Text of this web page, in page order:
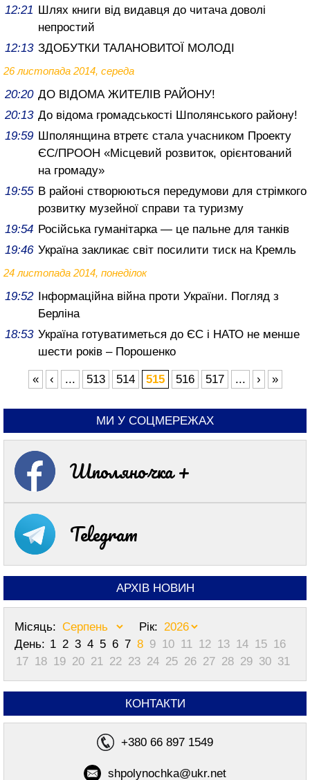
12:21 Шлях книги від видавця до читача доволі
непростий
12:13 ЗДОБУТКИ ТАЛАНОВИТОЇ МОЛОДІ
26 листопада 2014, середа
20:20 ДО ВІДОМА ЖИТЕЛІВ РАЙОНУ!
20:13 До відома громадськості Шполянського району!
19:59 Шполянщина втретє стала учасником Проекту
ЄС/ПРООН «Місцевий розвиток, орієнтований
на громаду»
19:55 В районі створюються передумови для стрімкого
розвитку музейної справи та туризму
19:54 Російська гуманітарка — це пальне для танків
19:46 Україна закликає світ посилити тиск на Кремль
24 листопада 2014, понеділок
19:52 Інформаційна війна проти України. Погляд з
Берліна
18:53 Україна готуватиметься до ЄС і НАТО не менше
шести років – Порошенко
« ‹ ... 513 514 515 516 517 ... › »
МИ У СОЦМЕРЕЖАХ
Шполяночка +
Telegram
АРХІВ НОВИН
Місяць:
Рік:
День: 1 2 3 4 5 6 7 8 9 10 11 12 13 14 15 16
17 18 19 20 21 22 23 24 25 26 27 28 29 30 31
КОНТАКТИ
+380 66 897 1549
shpolynochka@ukr.net